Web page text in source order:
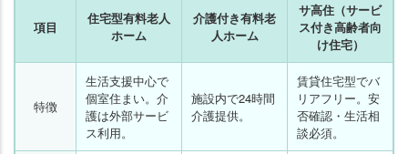
項目
住宅型有料老人
ホーム
介護付き有料老
人ホーム
サ高住（サービ
ス付き高齢者向
け住宅）
特徴
生活支援中心で
個室住まい。介
護は外部サービ
ス利用。
施設内で24時間
介護提供。
賃貸住宅型でバ
リアフリー。安
否確認・生活相
談必須。